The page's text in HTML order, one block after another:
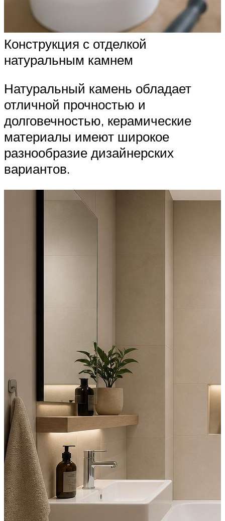
Конструкция с отделкой
натуральным камнем
Натуральный камень обладает
отличной прочностью и
долговечностью, керамические
материалы имеют широкое
разнообразие дизайнерских
вариантов.